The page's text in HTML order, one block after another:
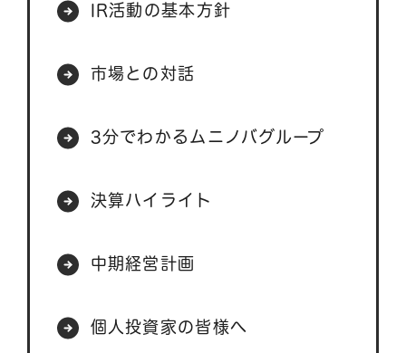
IR活動の基本方針
市場との対話
3分でわかるムニノバグループ
決算ハイライト
中期経営計画
個人投資家の皆様へ